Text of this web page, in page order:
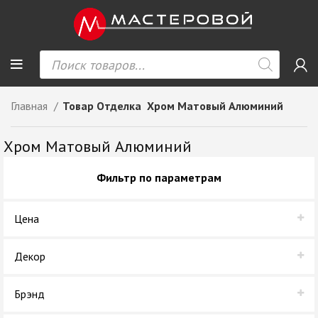
Главная Товар Отделка Хром Матовый Алюминий
Хром Матовый Алюминий
Фильтр по параметрам
Цена
Декор
Брэнд